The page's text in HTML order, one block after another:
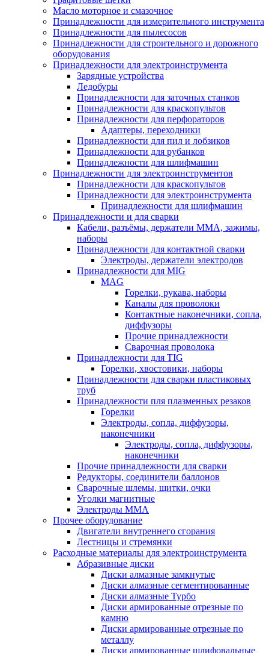
Масло моторное и смазочное
Принадлежности для измерительного инструмента
Принадлежности для пылесосов
Принадлежности для строительного и дорожного
оборудования
Принадлежности для электроинструмента
Зарядные устройства
Ледобуры
Принадлежности для заточных станков
Принадлежности для краскопультов
Принадлежности для перфораторов
Адаптеры, переходники
Принадлежности для пил и лобзиков
Принадлежности для рубанков
Принадлежности для шлифмашин
Принадлежности для электроинструментов
Принадлежности для краскопультов
Принадлежности для электроинструмента
Принадлежности для шлифмашин
Принадлежности и для сварки
Кабели, разъёмы, держатели MMA, зажимы,
наборы
Принадлежности для контактной сварки
Электроды, держатели электродов
Принадлежности для MIG
MAG
Горелки, рукава, наборы
Каналы для проволоки
Контактные наконечники, сопла,
диффузоры
Прочие принадлежности
Сварочная проволока
Принадлежности для TIG
Горелки, хвостовики, наборы
Принадлежности для сварки пластиковых
труб
Принадлежности пля плазменных резаков
Горелки
Электроды, сопла, диффузоры,
наконечники
Электроды, сопла, диффузоры,
наконечники
Прочие принадлежности для сварки
Редукторы, соединители баллонов
Сварочные шлемы, щитки, очки
Уголки магнитные
Электроды MMA
Прочее оборудование
Двигатели внутреннего сгорания
Лестницы и стремянки
Расходные материалы для электроинструмента
Абразивные диски
Диски алмазные замкнутые
Диски алмазные сегментированные
Диски алмазные Турбо
Диски армированные отрезные по
камню
Диски армированные отрезные по
металлу
Диски армированные шлифовальные